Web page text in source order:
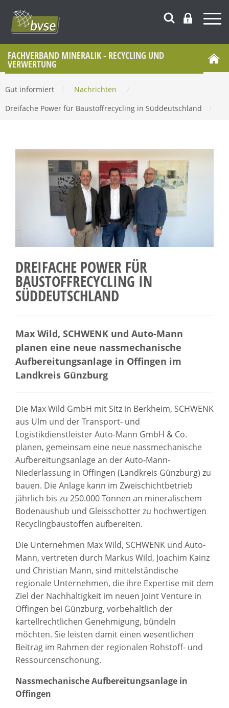
FACHVERBAND MINERALIK - RECYCLING UND
VERWERTUNG
Gut informiert Nachrichten
Dreifache Power für Baustoffrecycling in Süddeutschland
DREIFACHE POWER FÜR
BAUSTOFFRECYCLING IN
SÜDDEUTSCHLAND
Max Wild, SCHWENK und Auto-Mann
planen eine neue nassmechanische
Aufbereitungsanlage in Offingen im
Landkreis Günzburg
Die Max Wild GmbH mit Sitz in Berkheim, SCHWENK
aus Ulm und der Transport- und
Logistikdienstleister Auto-Mann GmbH & Co.
planen, gemeinsam eine neue nassmechanische
Aufbereitungsanlage an der Auto-Mann-
Niederlassung in Offingen (Landkreis Günzburg) zu
bauen. Die Anlage kann im Zweischichtbetrieb
jährlich bis zu 250.000 Tonnen an mineralischem
Bodenaushub und Gleisschotter zu hochwertigen
Recyclingbaustoffen aufbereiten.
Die Unternehmen Max Wild, SCHWENK und Auto-
Mann, vertreten durch Markus Wild, Joachim Kainz
und Christian Mann, sind mittelständische
regionale Unternehmen, die ihre Expertise mit dem
Ziel der Nachhaltigkeit im neuen Joint Venture in
Offingen bei Günzburg, vorbehaltlich der
kartellrechtlichen Genehmigung, bündeln
möchten. Sie leisten damit einen wesentlichen
Beitrag im Rahmen der regionalen Rohstoff- und
Ressourcenschonung.
Nassmechanische Aufbereitungsanlage in
Offingen